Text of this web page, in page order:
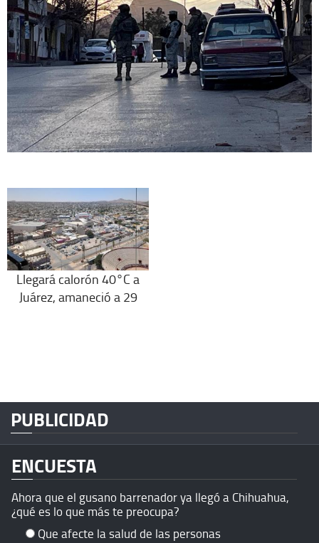
Llegará calorón 40°C a
Juárez, amaneció a 29
PUBLICIDAD
ENCUESTA
Ahora que el gusano barrenador ya llegó a Chihuahua,
¿qué es lo que más te preocupa?
Que afecte la salud de las personas